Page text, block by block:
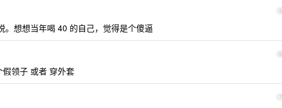
5
。想想当年喝 40 的自己，觉得是个傻逼
6
领子 或者 穿外套
7